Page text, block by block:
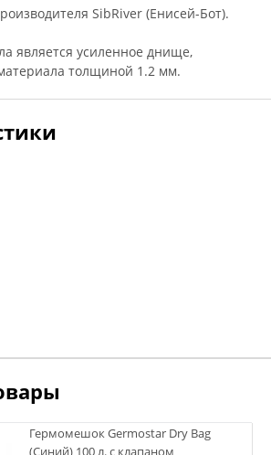
SibRiver (Енисей-Бот).
является усиленное днище,
толщиной 1.2 мм.
Гермомешок Germostar Dry Bag
(Синий) 100 л. с клапаном